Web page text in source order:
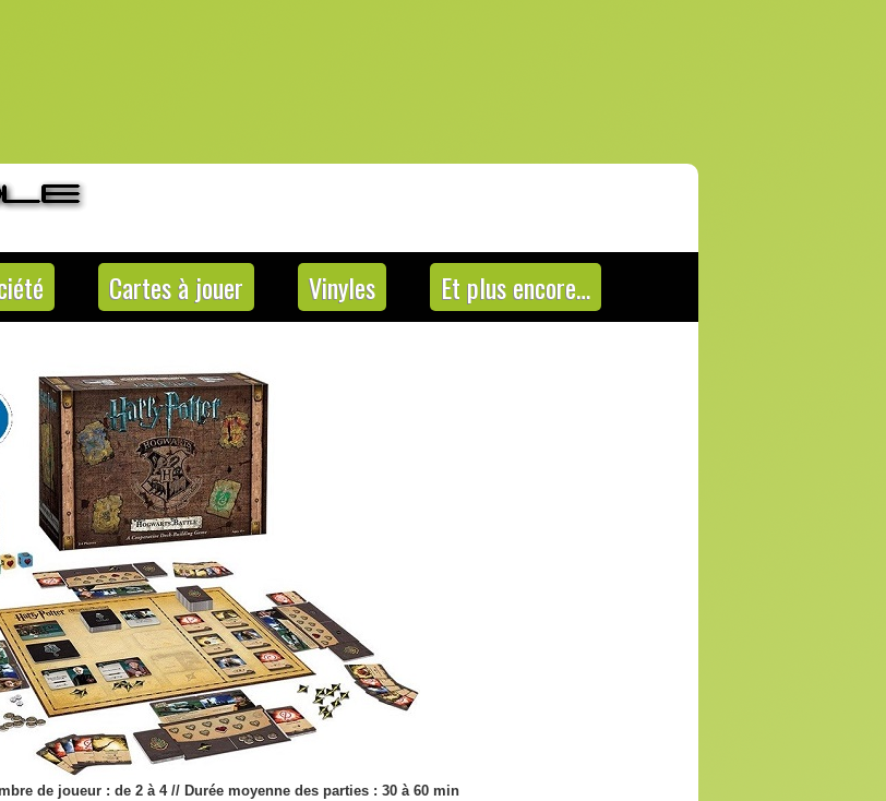
Cartes à jouer Vinyles Et plus encore…
de joueur : de 2 à 4 // Durée moyenne des parties : 30 à 60 min